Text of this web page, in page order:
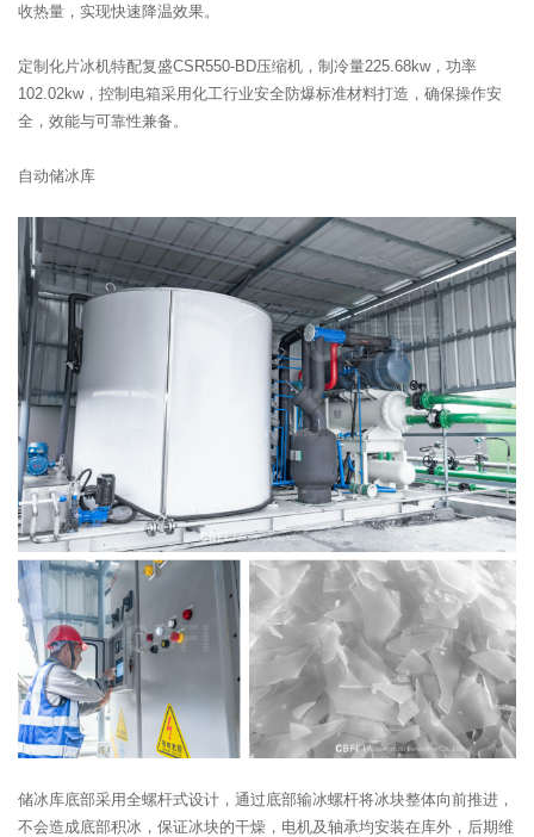
收热量，实现快速降温效果。
定制化片冰机特配复盛CSR550-BD压缩机，制冷量225.68kw，功率
102.02kw，控制电箱采用化工行业安全防爆标准材料打造，确保操作安
全，效能与可靠性兼备。
自动储冰库
储冰库底部采用全螺杆式设计，通过底部输冰螺杆将冰块整体向前推进，
不会造成底部积冰，保证冰块的干燥，电机及轴承均安装在库外，后期维